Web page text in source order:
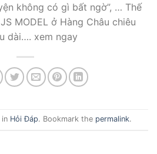
không có gì bất ngờ”, … Thế
MODEL ở Hàng Châu chiêu
dài…. xem ngay
Hỏi Đáp. Bookmark the permalink.